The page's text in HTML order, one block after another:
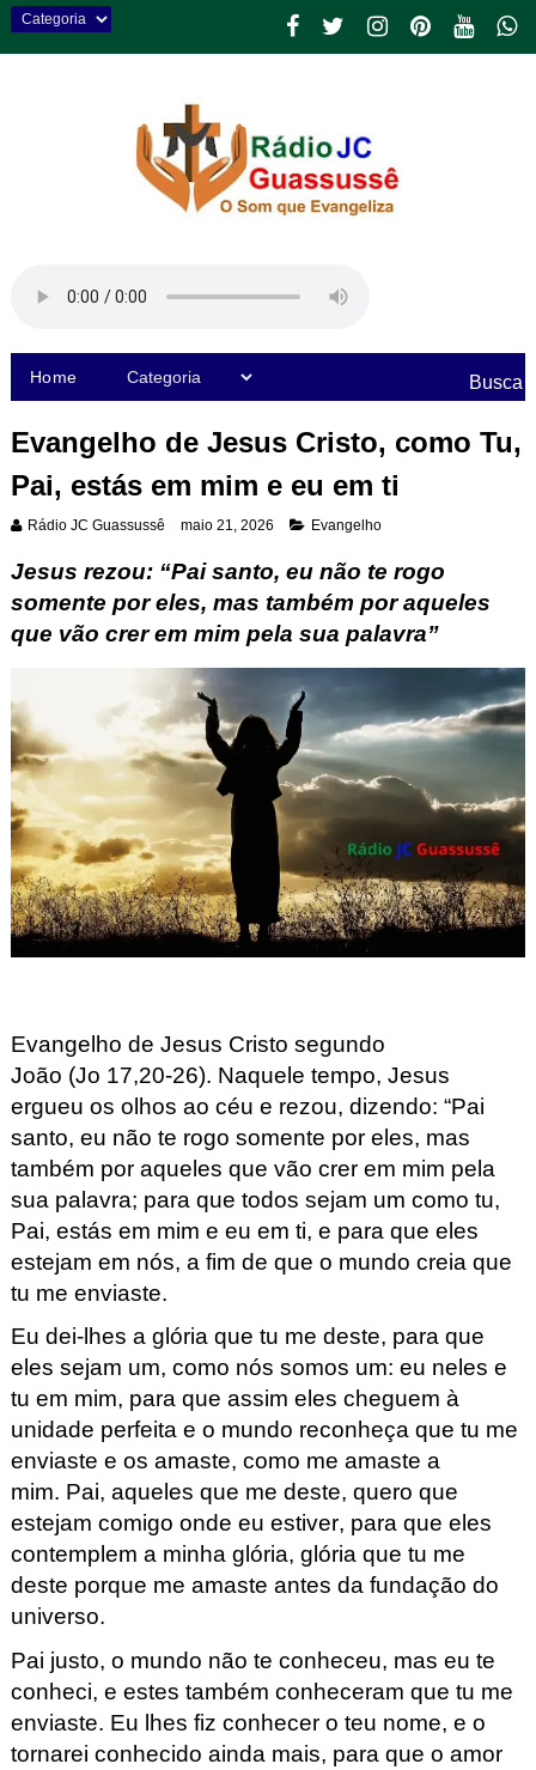
Home Busca
Evangelho de Jesus Cristo, como Tu,
Pai, estás em mim e eu em ti
Rádio JC Guassussê maio 21, 2026 Evangelho
Jesus rezou: “Pai santo, eu não te rogo
somente por eles, mas também por aqueles
que vão crer em mim pela sua palavra”
Evangelho de Jesus Cristo segundo
João (Jo 17,20-26). Naquele tempo, Jesus
ergueu os olhos ao céu e rezou, dizendo: “Pai
santo, eu não te rogo somente por eles, mas
também por aqueles que vão crer em mim pela
sua palavra; para que todos sejam um como tu,
Pai, estás em mim e eu em ti, e para que eles
estejam em nós, a fim de que o mundo creia que
tu me enviaste.
Eu dei-lhes a glória que tu me deste, para que
eles sejam um, como nós somos um: eu neles e
tu em mim, para que assim eles cheguem à
unidade perfeita e o mundo reconheça que tu me
enviaste e os amaste, como me amaste a
mim. Pai, aqueles que me deste, quero que
estejam comigo onde eu estiver, para que eles
contemplem a minha glória, glória que tu me
deste porque me amaste antes da fundação do
universo.
Pai justo, o mundo não te conheceu, mas eu te
conheci, e estes também conheceram que tu me
enviaste. Eu lhes fiz conhecer o teu nome, e o
tornarei conhecido ainda mais, para que o amor